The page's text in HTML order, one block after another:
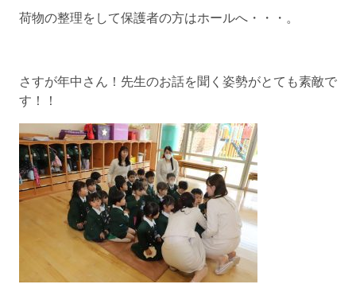
荷物の整理をして保護者の方はホールへ・・・。
さすが年中さん！先生のお話を聞く姿勢がとても素敵で
す！！